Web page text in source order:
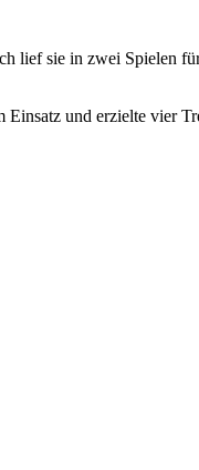
lief sie in zwei Spielen
und erzielte vier